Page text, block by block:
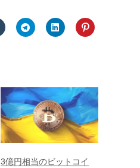
3億円相当のビットコイ